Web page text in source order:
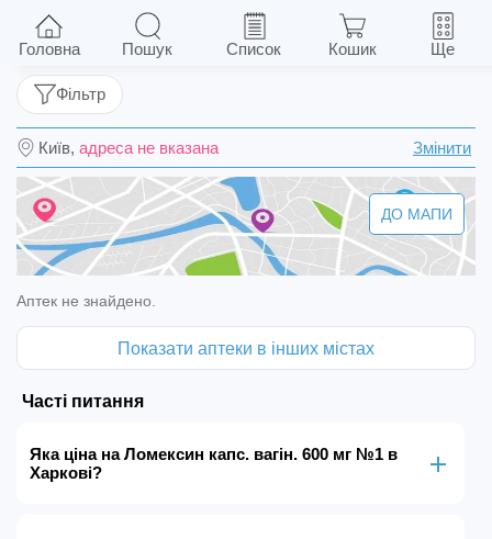
Ломексин капс. вагін. 600 мг №1
Київ, адреса не вказана Змінити
Фільтр
ДО МАПИ
Аптек не знайдено.
Показати аптеки в інших містах
Часті питання
Яка ціна на Ломексин капс. вагін. 600 мг №1 в
Харкові?
Головна Пошук Список Кошик Ще